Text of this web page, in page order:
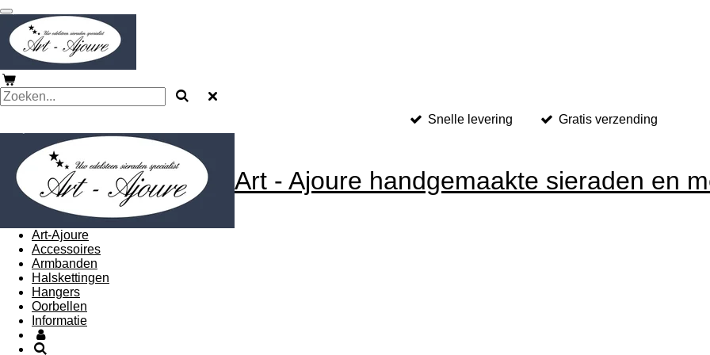
Ga
direct
naar
de
hoofdinhoud
Snelle levering Gratis verzending
Art - Ajoure handgemaakte sieraden en
Art-Ajoure
Accessoires
Armbanden
Halskettingen
Hangers
Oorbellen
Informatie